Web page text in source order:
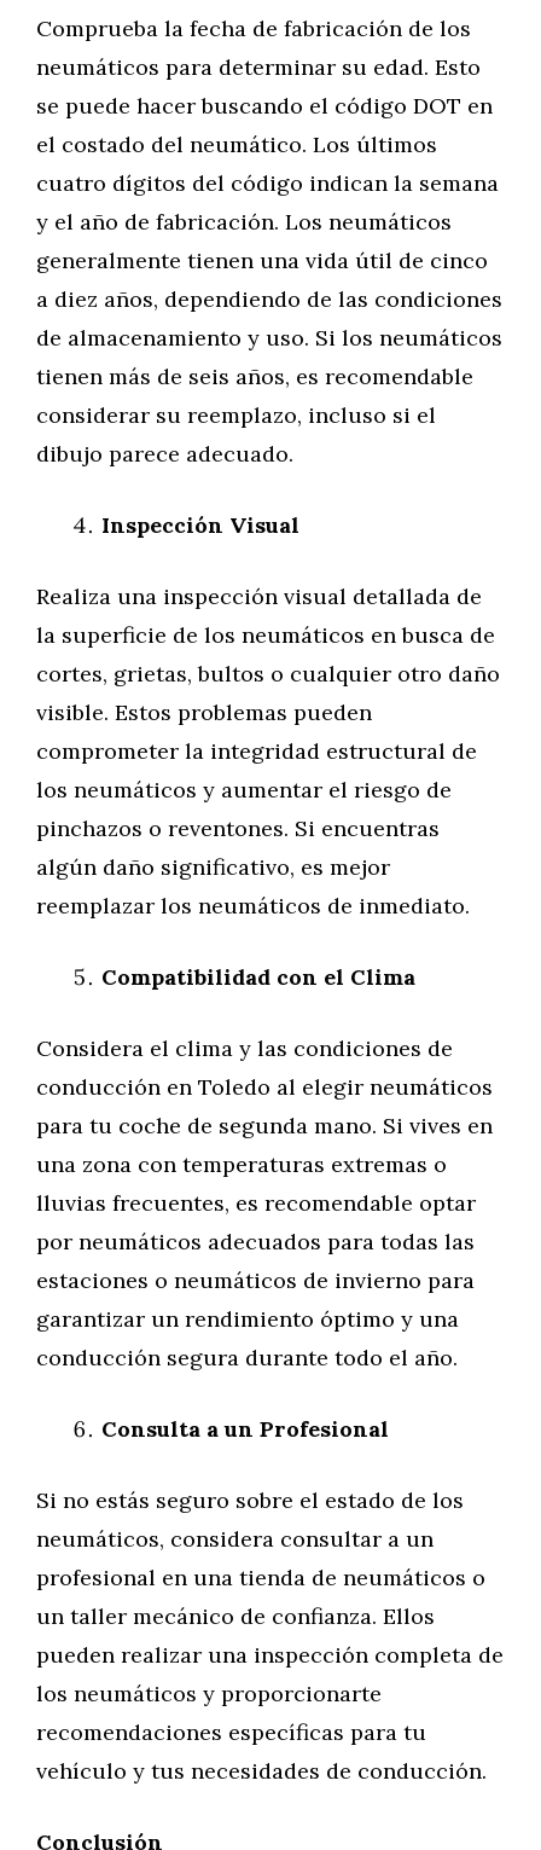
Comprueba la fecha de fabricación de los
neumáticos para determinar su edad. Esto
se puede hacer buscando el código DOT en
el costado del neumático. Los últimos
cuatro dígitos del código indican la semana
y el año de fabricación. Los neumáticos
generalmente tienen una vida útil de cinco
a diez años, dependiendo de las condiciones
de almacenamiento y uso. Si los neumáticos
tienen más de seis años, es recomendable
considerar su reemplazo, incluso si el
dibujo parece adecuado.
Inspección Visual
Realiza una inspección visual detallada de
la superficie de los neumáticos en busca de
cortes, grietas, bultos o cualquier otro daño
visible. Estos problemas pueden
comprometer la integridad estructural de
los neumáticos y aumentar el riesgo de
pinchazos o reventones. Si encuentras
algún daño significativo, es mejor
reemplazar los neumáticos de inmediato.
Compatibilidad con el Clima
Considera el clima y las condiciones de
conducción en Toledo al elegir neumáticos
para tu coche de segunda mano. Si vives en
una zona con temperaturas extremas o
lluvias frecuentes, es recomendable optar
por neumáticos adecuados para todas las
estaciones o neumáticos de invierno para
garantizar un rendimiento óptimo y una
conducción segura durante todo el año.
Consulta a un Profesional
Si no estás seguro sobre el estado de los
neumáticos, considera consultar a un
profesional en una tienda de neumáticos o
un taller mecánico de confianza. Ellos
pueden realizar una inspección completa de
los neumáticos y proporcionarte
recomendaciones específicas para tu
vehículo y tus necesidades de conducción.
Conclusión